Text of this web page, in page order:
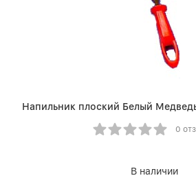
Напильник плоский Белый
0
В наличии